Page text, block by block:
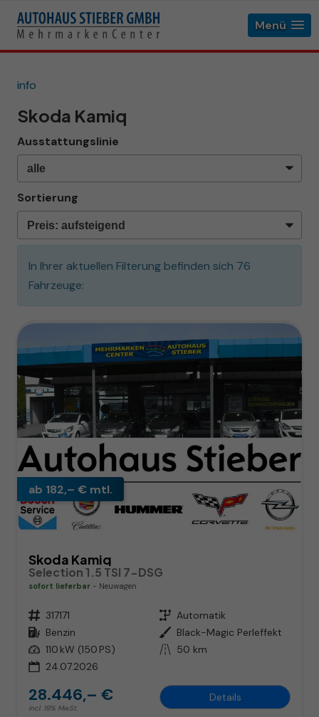
Menü
info
Skoda Kamiq
Ausstattungslinie
Sortierung
In Ihrer aktuellen Filterung befinden sich 76
Fahrzeuge:
ab 182,– € mtl.
Skoda Kamiq
Selection 1.5 TSI 7-DSG
sofort lieferbar Neuwagen
Fahrzeugnr. 317171 Getriebe Automatik
Kraftstoff Benzin Außenfarbe Black-Magic Perleffekt
Leistung 110 kW (150 PS) Kilometerstand 50 km
24.07.2026
28.446,– €
incl. 19% MwSt.
Details